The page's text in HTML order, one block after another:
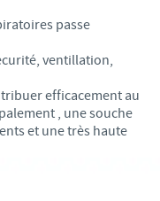
passe
ventillation,
efficacement au
, une souche
et une très haute